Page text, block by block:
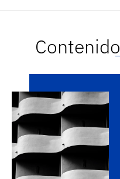
Contenido